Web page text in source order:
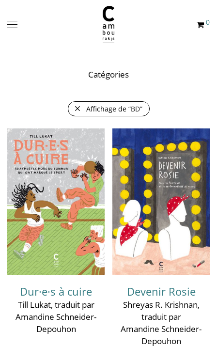
0
Catégories
Affichage de “BD”
Dur·e·s à cuire
Till Lukat, traduit par
Amandine Schneider-
Depouhon
Devenir Rosie
Shreyas R. Krishnan,
traduit par
Amandine Schneider-
Depouhon